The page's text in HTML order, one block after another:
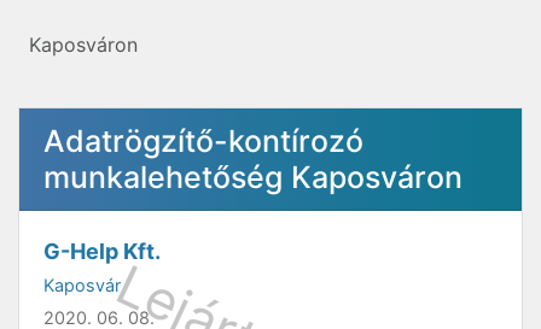
Kaposváron
Adatrögzítő-kontírozó
munkalehetőség Kaposváron
G-Help Kft.
Kaposvár
2020. 06. 08.